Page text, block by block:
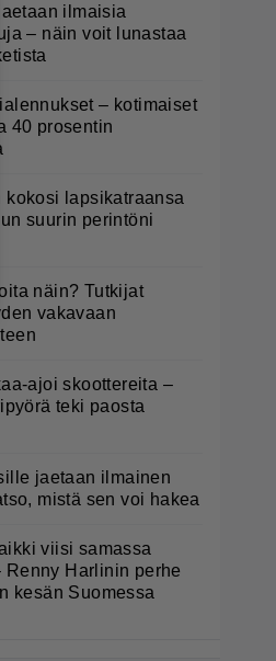
ilmaisia
– näin voit lunastaa
– kotimaiset
40 prosentin
kokosi lapsikatraansa
suurin perintöni
näin? Tutkijat
vakavaan
ajoi skoottereita –
teki paosta
jaetaan ilmainen
mistä sen voi hakea
viisi samassa
Renny Harlinin perhe
kesän Suomessa